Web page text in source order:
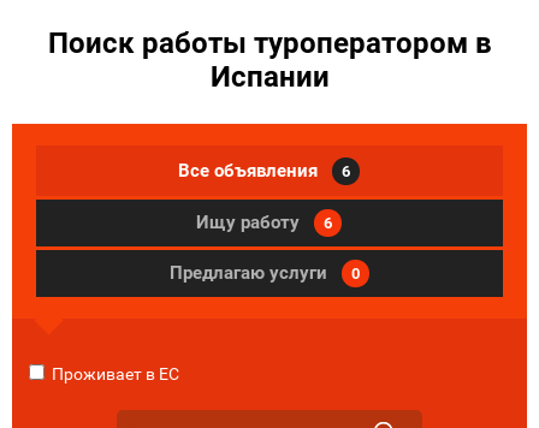
Поиск работы туроператором в
Испании
Все объявления 6
Ищу работу 6
Предлагаю услуги 0
Проживает в ЕС